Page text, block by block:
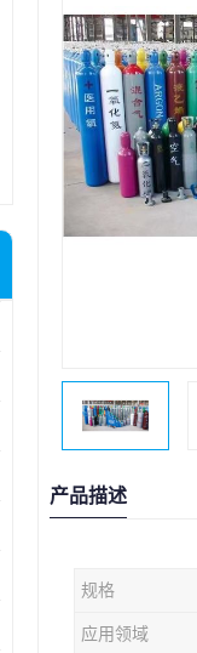
产品描述
规格
应用领域